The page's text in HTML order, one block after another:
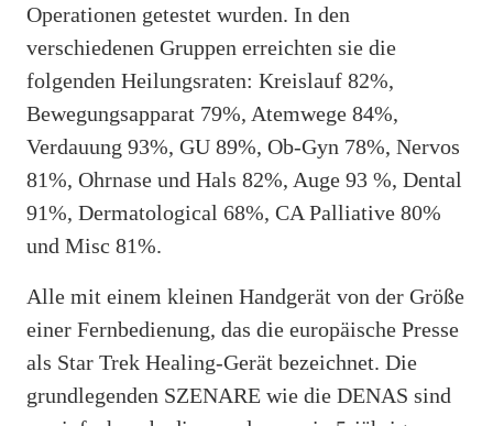
Operationen getestet wurden. In den
verschiedenen Gruppen erreichten sie die
folgenden Heilungsraten: Kreislauf 82%,
Bewegungsapparat 79%, Atemwege 84%,
Verdauung 93%, GU 89%, Ob-Gyn 78%, Nervos
81%, Ohrnase und Hals 82%, Auge 93 %, Dental
91%, Dermatological 68%, CA Palliative 80%
und Misc 81%.
Alle mit einem kleinen Handgerät von der Größe
einer Fernbedienung, das die europäische Presse
als Star Trek Healing-Gerät bezeichnet. Die
grundlegenden SZENARE wie die DENAS sind